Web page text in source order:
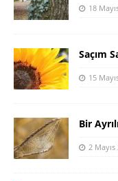
18
Saçım
15
Bir
2 Mayıs